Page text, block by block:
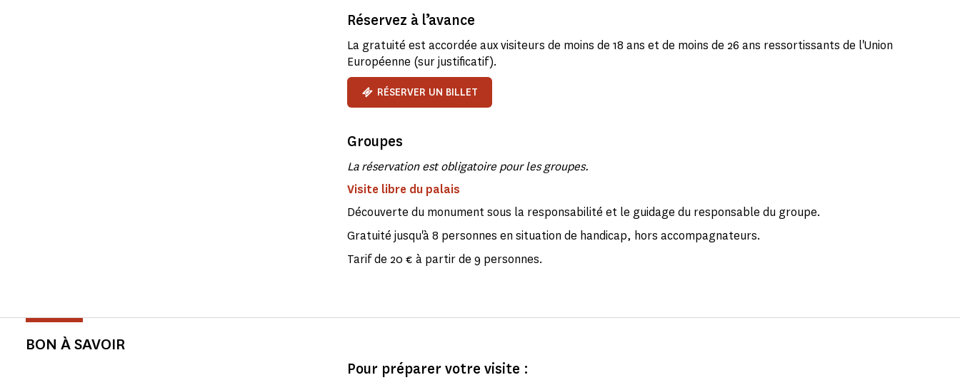
Réservez à l’avance
La gratuité est accordée aux visiteurs de moins de 18 ans et de moins de 26 ans ressortissants de l'Union
Européenne (sur justificatif).
RÉSERVER UN BILLET
Groupes
La réservation est obligatoire pour les groupes.
Visite libre du palais
Découverte du monument sous la responsabilité et le guidage du responsable du groupe.
Gratuité jusqu'à 8 personnes en situation de handicap, hors accompagnateurs.
Tarif de 20 € à partir de 9 personnes.
BON À SAVOIR
Pour préparer votre visite :